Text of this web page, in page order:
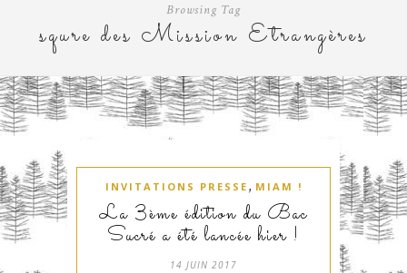
Browsing Tag
squre des Mission Etrangères
INVITATIONS PRESSE , MIAM !
La 3ème édition du Bac
Sucré a été lancée hier !
14 JUIN 2017